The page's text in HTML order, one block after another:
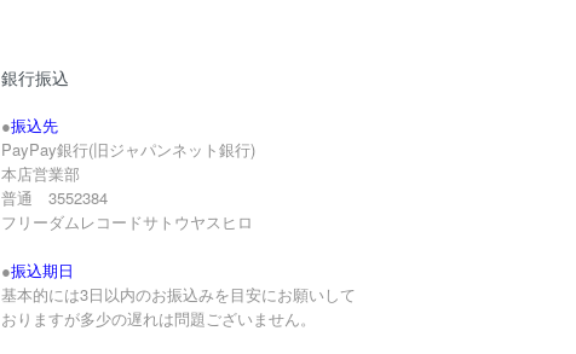
銀行振込
●振込先
PayPay銀行(旧ジャパンネット銀行)
本店営業部
普通 3552384
フリーダムレコードサトウヤスヒロ
●振込期日
基本的には3日以内のお振込みを目安にお願いして
おりますが多少の遅れは問題ございません。